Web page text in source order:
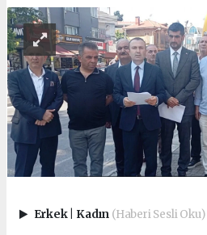
Erkek Kadın (Haberi Sesli Oku)